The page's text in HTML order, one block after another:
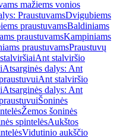
mažiems vonios
PraustuvamsDvigubiems
praustuvamsBaldiniams
praustuvamsKampiniams
praustuvamsPraustuvų
Ant stalviršio
Atsarginės dalys: Ant
Ant stalviršio
Atsarginės dalys: Ant
Šoninės
Žemos šoninės
spintelėsAukštos
Vidutinio aukščio